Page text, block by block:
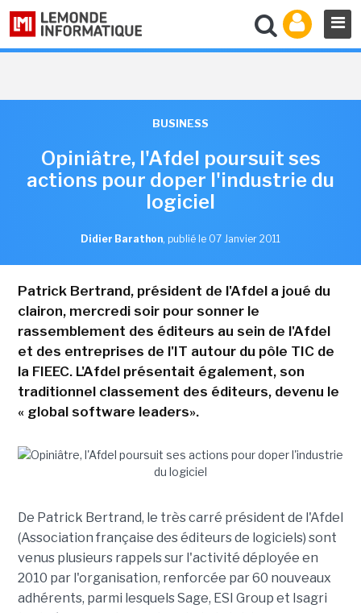
BUSINESS
Opiniâtre, l'Afdel poursuit ses
actions pour doper l'industrie du
logiciel
Didier Barathon, publié le 07 Janvier 2011
Patrick Bertrand, président de l'Afdel a joué du
clairon, mercredi soir pour sonner le
rassemblement des éditeurs au sein de l'Afdel
et des entreprises de l'IT autour du pôle TIC de
la FIEEC. L'Afdel présentait également, son
traditionnel classement des éditeurs, devenu le
« global software leaders».
De Patrick Bertrand, le très carré président de l'Afdel
(Association française des éditeurs de logiciels) sont
venus plusieurs rappels sur l'activité déployée en
2010 par l'organisation, renforcée par 60 nouveaux
adhérents, parmi lesquels Sage, ESI Group et Isagri